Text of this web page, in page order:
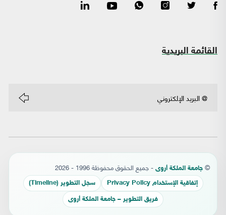
القائمة البريدية
© جامعة الملكة أروى - جميع الحقوق محفوظة 1996 - 2026
إتفاقية الإستخدام Privacy Policy سجل التطوير (Timeline)
فريق التطوير – جامعة الملكة أروى